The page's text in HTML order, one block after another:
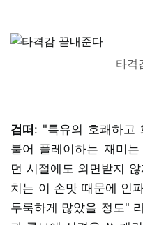
타격
검떠: "특유의 호쾌하고
불어 플레이하는 재미
던 시절에도 외면받지
치는 이 손맛 때문에 인
두룩하게 많았을 정도"